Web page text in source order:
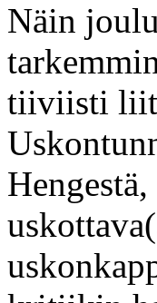
Näin
tiiviisti